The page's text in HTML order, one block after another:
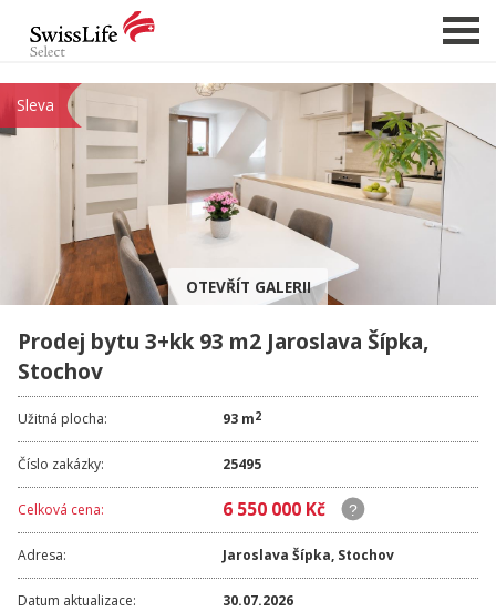
NABÍDKA NEMOVITOSTÍ
CHCI PRODAT / PRONAJMOUT
HLÍDAT NOVÉ NABÍDKY
CHCI OCENIT NEMOVITOST
O NÁS
REFERENCE
SLUŽBY
KARIÉRA
FINANCOVÁNÍ / HYPOTÉKA
KONTAKT
Sleva
OTEVŘÍT GALERII
Prodej bytu 3+kk 93 m2 Jaroslava Šípka,
Stochov
Užitná plocha: 93 m2
Číslo zakázky: 25495
Celková cena: 6 550 000 Kč
Adresa: Jaroslava Šípka, Stochov
Datum aktualizace: 30.07.2026